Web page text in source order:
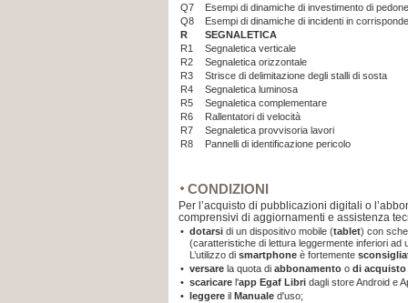
Q7
Esempi di dinamiche di investimento di pedone
Q8
Esempi di dinamiche di incidenti in
R
SEGNALETICA
R1
Segnaletica verticale
R2
Segnaletica orizzontale
R3
Strisce di delimitazione degli stalli di sosta
R4
Segnaletica luminosa
R5
Segnaletica complementare
R6
Rallentatori di velocità
R7
Segnaletica provvisoria lavori
R8
Pannelli di identificazione pericolo
CONDIZIONI
Per l’acquisto di pubblicazioni digitali o
comprensivi di aggiornamenti e assistenza
• dotarsi di un dispositivo mobile (tablet) con
(caratteristiche di lettura leggermente inferiori ad
L’utilizzo di smartphone è fortemente
• versare la quota di abbonamento o di acquisto
• scaricare l'app Egaf Libri dagli store Android e
• leggere il Manuale d'uso;